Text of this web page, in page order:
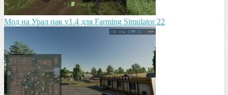
Мод на Урал пак v1.4 для Farming Simulator 22